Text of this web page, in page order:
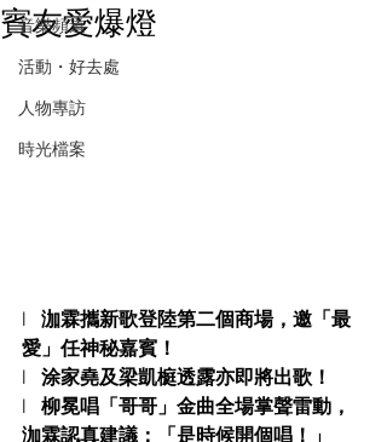
音樂頻道
活動・好去處
人物專訪
時光檔案
賓友愛爆燈
l 泇霖攜新歌登陸第二個商場，邀「最
愛」任神秘嘉賓！
l 涂家堯及梁凱榳透露亦即將出歌！
l 柳冕唱「哥哥」金曲全場掌聲雷動，
泇霖認真建議：「是時候開個唱！」